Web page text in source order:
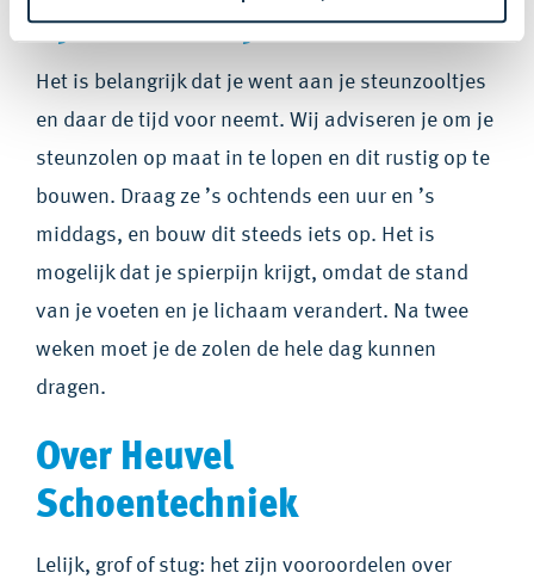
op maat inlopen?
Het is belangrijk dat je went aan je steunzooltjes
en daar de tijd voor neemt. Wij adviseren je om je
steunzolen op maat in te lopen en dit rustig op te
bouwen. Draag ze ’s ochtends een uur en ’s
middags, en bouw dit steeds iets op. Het is
mogelijk dat je spierpijn krijgt, omdat de stand
van je voeten en je lichaam verandert. Na twee
weken moet je de zolen de hele dag kunnen
dragen.
Over Heuvel
Schoentechniek
Lelijk, grof of stug: het zijn vooroordelen over